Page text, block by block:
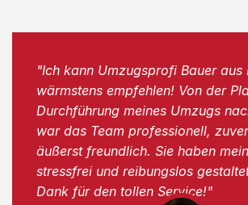
"Ich kann Umzugsprofi Bauer aus
wärmstens empfehlen! Von der
Durchführung meines Umzugs
war das Team professionell,
äußerst freundlich. Sie haben
stressfrei und reibungslos
Dank für den tollen Service!"